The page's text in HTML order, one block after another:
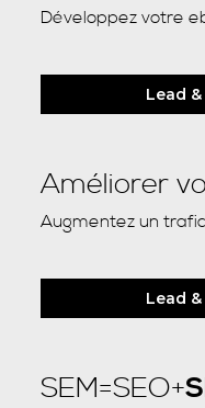
Développez votre
Lead
Améliorer
Augmentez un
Lead
SEM=SEO+